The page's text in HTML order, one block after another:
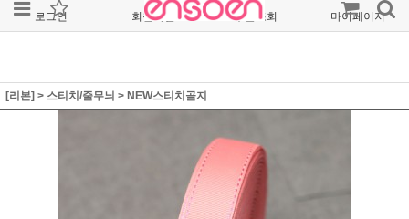
로그인 회원가입 주문조회 마이페이지
[리본] > 스티치/줄무늬 > NEW스티치골지